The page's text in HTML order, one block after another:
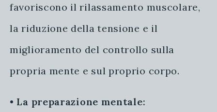
favoriscono il rilassamento muscolare,
la riduzione della tensione e il
miglioramento del controllo sulla
propria mente e sul proprio corpo.
• La preparazione mentale: